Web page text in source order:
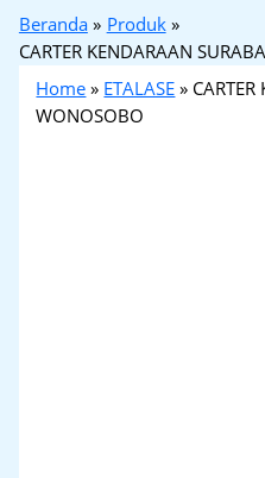
Beranda
Produk
CARTER KENDARAAN
Home » ETALASE »
WONOSOBO